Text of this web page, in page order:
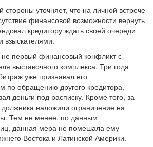
уточняет, что на личной встрече
финансовой возможности вернуть
кредитору ждать своей очереди
взыскателями.
не первый финансовый конфликт с
выставочного комплекса. Три года
уже признавал его
по обращению другого кредитора,
деньги под расписку. Кроме того, за
должника наложили ограничение на
Тем не менее, по данным
данная мера не помешала ему
Востока и Латинской Америки.